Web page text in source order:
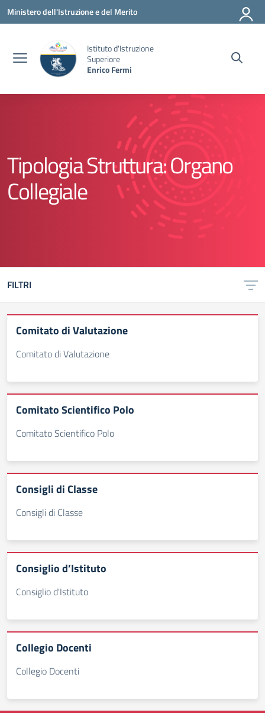
Vai ai contenuti
Vai al menu di navigazione
Vai al footer
Ministero dell'Istruzione e del Merito
Istituto d'Istruzione
Superiore
Enrico Fermi
Tipologia Struttura:Organo
Collegiale
FILTRI
Comitato di Valutazione
Comitato di Valutazione
Comitato Scientifico Polo
Comitato Scientifico Polo
Consigli di Classe
Consigli di Classe
Consiglio d’Istituto
Consiglio d'Istituto
Collegio Docenti
Collegio Docenti